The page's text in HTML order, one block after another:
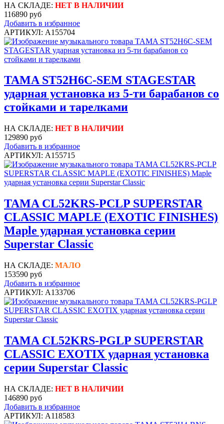
НА СКЛАДЕ: НЕТ В НАЛИЧИИ
116890 руб
Добавить в избранное
АРТИКУЛ: A155704
TAMA ST52H6C-SEM STAGESTAR
ударная установка из 5-ти барабанов со
стойками и тарелками
НА СКЛАДЕ: НЕТ В НАЛИЧИИ
129890 руб
Добавить в избранное
АРТИКУЛ: A155715
TAMA CL52KRS-PCLP SUPERSTAR
CLASSIC MAPLE (EXOTIC FINISHES)
Maple ударная установка серии
Superstar Classic
НА СКЛАДЕ: МАЛО
153590 руб
Добавить в избранное
АРТИКУЛ: A133706
TAMA CL52KRS-PGLP SUPERSTAR
CLASSIC EXOTIX ударная установка
серии Superstar Classic
НА СКЛАДЕ: НЕТ В НАЛИЧИИ
146890 руб
Добавить в избранное
АРТИКУЛ: A118583